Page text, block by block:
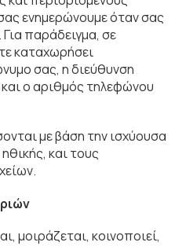
ενημερώνουμε όταν σας
παράδειγμα, σε
καταχωρήσει
σας, η διεύθυνση
ο αριθμός τηλεφώνου
με βάση την ισχύουσα
και τους
μοιράζεται, κοινοποιεί,